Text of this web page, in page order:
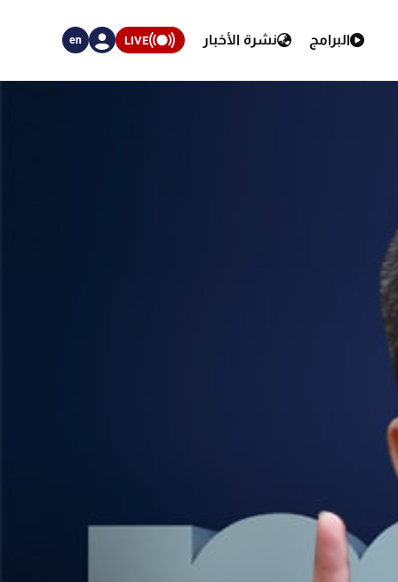
البرامج نشرة الأخبار LIVE
en